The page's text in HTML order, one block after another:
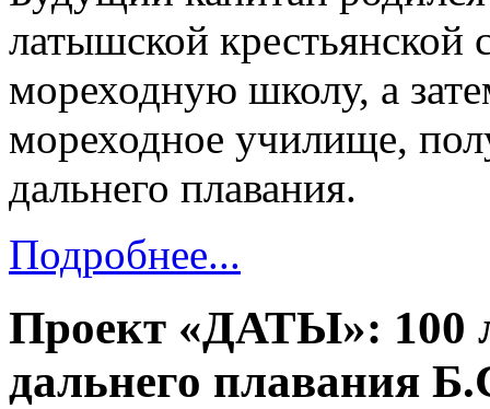
латышской
мореходную школу, а
мореходное училище,
дальнего плавания.
Подробнее...
Проект «ДАТЫ»: 100
дальнего плавания